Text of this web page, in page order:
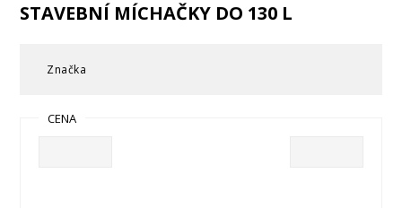
STAVEBNÍ MÍCHAČKY DO 130 L
Značka
CENA